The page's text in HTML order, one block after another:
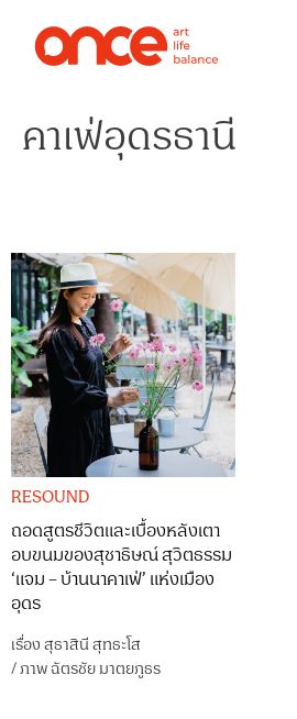
คาเฟ่อุดรธานี
RESOUND
ถอดสูตรชีวิตและเบื้องหลังเตา
อบขนมของสุชาธิษณ์ สุวิตธรรม
‘แจม – บ้านนาคาเฟ่’ แห่งเมือง
อุดร
เรื่องสุธาสินี สุทธะโส
/ภาพฉัตรชัย มาตยภูธร